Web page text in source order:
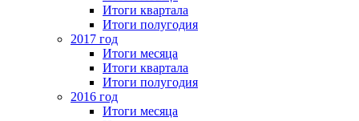
Итоги квартала
Итоги полугодия
2017 год
Итоги месяца
Итоги квартала
Итоги полугодия
2016 год
Итоги месяца